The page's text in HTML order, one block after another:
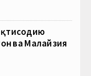
ва Малайзия